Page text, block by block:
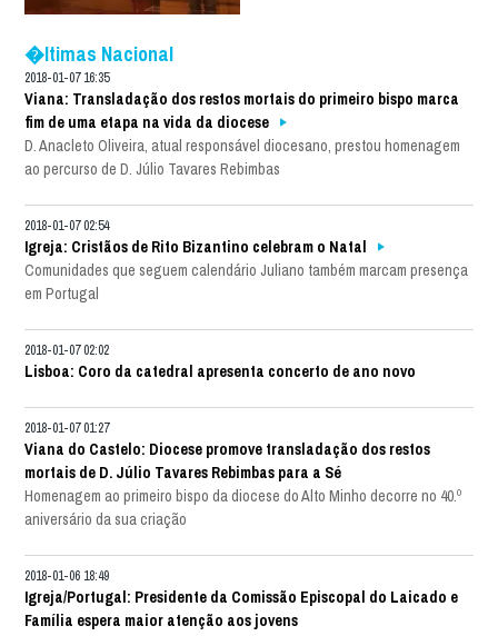
�ltimas Nacional
2018-01-07 16:35
Viana: Transladação dos restos mortais do primeiro bispo marca
fim de uma etapa na vida da diocese
D. Anacleto Oliveira, atual responsável diocesano, prestou homenagem
ao percurso de D. Júlio Tavares Rebimbas
2018-01-07 02:54
Igreja: Cristãos de Rito Bizantino celebram o Natal
Comunidades que seguem calendário Juliano também marcam presença
em Portugal
2018-01-07 02:02
Lisboa: Coro da catedral apresenta concerto de ano novo
2018-01-07 01:27
Viana do Castelo: Diocese promove transladação dos restos
mortais de D. Júlio Tavares Rebimbas para a Sé
Homenagem ao primeiro bispo da diocese do Alto Minho decorre no 40.º
aniversário da sua criação
2018-01-06 18:49
Igreja/Portugal: Presidente da Comissão Episcopal do Laicado e
Família espera maior atenção aos jovens